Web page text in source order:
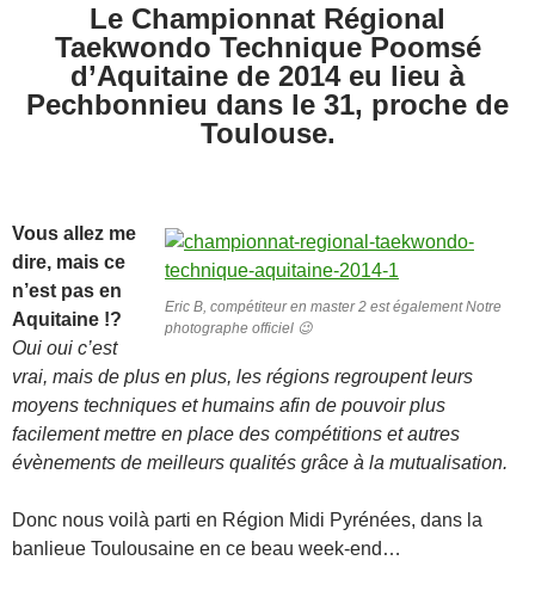
Le Championnat Régional
Taekwondo Technique Poomsé
d’Aquitaine de 2014 eu lieu à
Pechbonnieu dans le 31, proche de
Toulouse.
Eric B, compétiteur en master 2 est également Notre
photographe officiel 😉
Vous allez me
dire, mais ce
n’est pas en
Aquitaine !?
Oui oui c’est
vrai, mais de plus en plus, les régions regroupent leurs
moyens techniques et humains afin de pouvoir plus
facilement mettre en place des compétitions et autres
évènements de meilleurs qualités grâce à la mutualisation.
Donc nous voilà parti en Région Midi Pyrénées, dans la
banlieue Toulousaine en ce beau week-end…